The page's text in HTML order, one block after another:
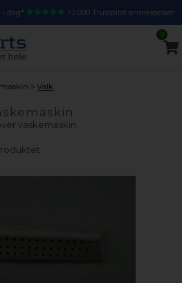
i dag* >2.000 Trustpilot anmeldelser
0
»Valk
vaskemaskin